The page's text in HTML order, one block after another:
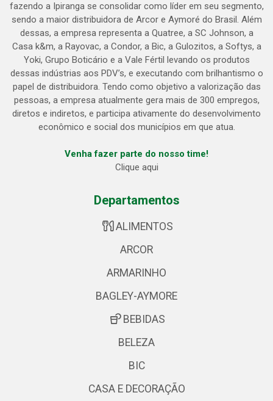
fazendo a Ipiranga se consolidar como líder em seu segmento,
sendo a maior distribuidora de Arcor e Aymoré do Brasil. Além
dessas, a empresa representa a Quatree, a SC Johnson, a
Casa k&m, a Rayovac, a Condor, a Bic, a Gulozitos, a Softys, a
Yoki, Grupo Boticário e a Vale Fértil levando os produtos
dessas indústrias aos PDV’s, e executando com brilhantismo o
papel de distribuidora. Tendo como objetivo a valorização das
pessoas, a empresa atualmente gera mais de 300 empregos,
diretos e indiretos, e participa ativamente do desenvolvimento
econômico e social dos municípios em que atua.
Venha fazer parte do nosso time!
Clique aqui
Departamentos
ALIMENTOS
ARCOR
ARMARINHO
BAGLEY-AYMORE
BEBIDAS
BELEZA
BIC
CASA E DECORAÇÃO